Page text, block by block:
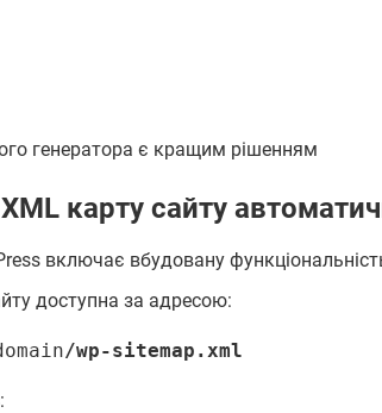
генератора є кращим рішенням
карту сайту
включає вбудовану
доступна за адресою:
/wp-sitemap.xml